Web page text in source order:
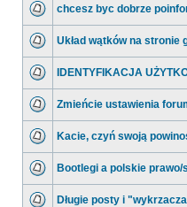
chcesz byc dobrze
Układ wątków na stronie
IDENTYFIKACJA
Zmieńcie ustawienia
Kacie, czyń swoją
Bootlegi a polskie
Długie posty i